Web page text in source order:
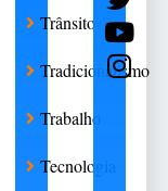
Trânsito
Tradicionalismo
Trabalho
Tecnologia